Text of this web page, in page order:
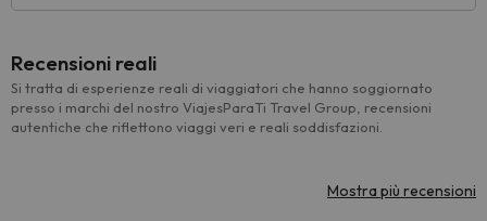
Recensioni reali
Si tratta di esperienze reali di viaggiatori che hanno soggiornato
presso i marchi del nostro ViajesParaTi Travel Group, recensioni
autentiche che riflettono viaggi veri e reali soddisfazioni.
Mostra più recensioni